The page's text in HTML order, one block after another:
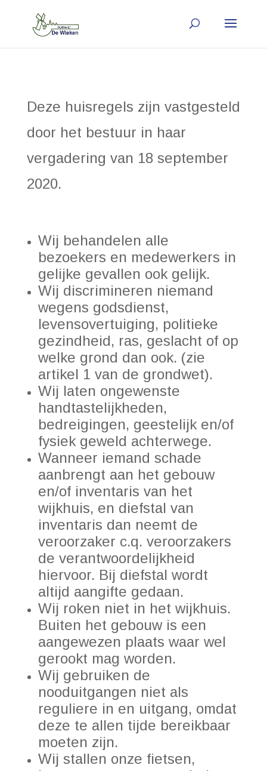
Deze huisregels zijn vastgesteld
door het bestuur in haar
vergadering van 18 september
2020.
Wij behandelen alle
bezoekers en medewerkers in
gelijke gevallen ook gelijk.
Wij discrimineren niemand
wegens godsdienst,
levensovertuiging, politieke
gezindheid, ras, geslacht of op
welke grond dan ook. (zie
artikel 1 van de grondwet).
Wij laten ongewenste
handtastelijkheden,
bedreigingen, geestelijk en/of
fysiek geweld achterwege.
Wanneer iemand schade
aanbrengt aan het gebouw
en/of inventaris van het
wijkhuis, en diefstal van
inventaris dan neemt de
veroorzaker c.q. veroorzakers
de verantwoordelijkheid
hiervoor. Bij diefstal wordt
altijd aangifte gedaan.
Wij roken niet in het wijkhuis.
Buiten het gebouw is een
aangewezen plaats waar wel
gerookt mag worden.
Wij gebruiken de
nooduitgangen niet als
reguliere in en uitgang, omdat
deze te allen tijde bereikbaar
moeten zijn.
Wij stallen onze fietsen,